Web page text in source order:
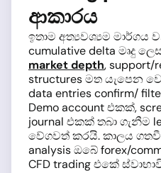
ආකාරය
ඉතාම අත්‍යවශ්‍යම මාර්ගය
cumulative delta මෘදු
market depth, support/
structures මත යැපෙන
data entries confirm/
Demo account එකක්,
journal එකක් තබා ගැනීම
වේගවත් කරයි. කාලය
analysis ඔබේ forex/
CFD trading එකේ